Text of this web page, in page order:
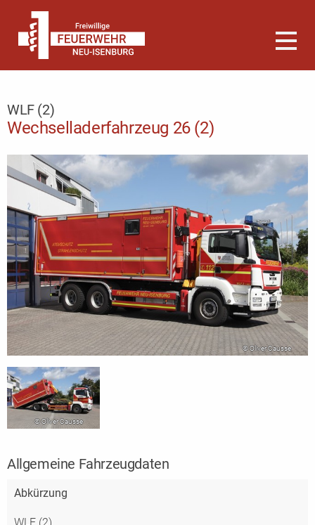
WLF (2)
Wechselladerfahrzeug 26 (2)
© Oliver Causse
© Oliver Causse
Allgemeine Fahrzeugdaten
Abkürzung